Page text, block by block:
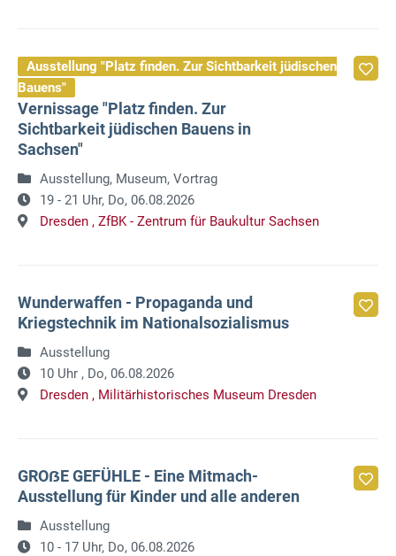
Ausstellung "Platz finden. Zur Sichtbarkeit jüdischen
Bauens"
Vernissage "Platz finden. Zur
Sichtbarkeit jüdischen Bauens in
Sachsen"
Ausstellung, Museum, Vortrag
19 - 21 Uhr, Do, 06.08.2026
Dresden , ZfBK - Zentrum für Baukultur Sachsen
Wunderwaffen - Propaganda und
Kriegstechnik im Nationalsozialismus
Ausstellung
10 Uhr , Do, 06.08.2026
Dresden , Militärhistorisches Museum Dresden
GROẞE GEFÜHLE - Eine Mitmach-
Ausstellung für Kinder und alle anderen
Ausstellung
10 - 17 Uhr, Do, 06.08.2026